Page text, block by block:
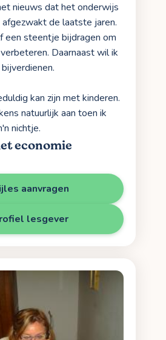
nieuws dat het onderwijs
de laatste jaren.
een steentje bijdragen om
Daarnaast wil ik
kan zijn met kinderen.
natuurlijk aan toen ik
nichtje.
economie
aanvragen
lesgever